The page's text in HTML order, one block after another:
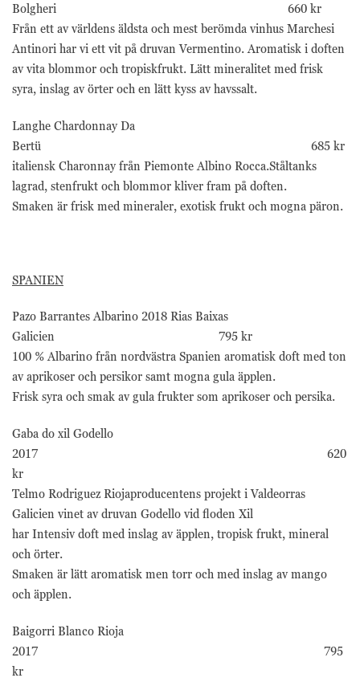
Bolgheri 660 kr
Från ett av världens äldsta och mest berömda vinhus Marchesi
Antinori har vi ett vit på druvan Vermentino. Aromatisk i doften
av vita blommor och tropiskfrukt. Lätt mineralitet med frisk
syra, inslag av örter och en lätt kyss av havssalt.
Langhe Chardonnay Da
Bertü 685 kr
italiensk Charonnay från Piemonte Albino Rocca.Ståltanks
lagrad, stenfrukt och blommor kliver fram på doften.
Smaken är frisk med mineraler, exotisk frukt och mogna päron.
SPANIEN
Pazo Barrantes Albarino 2018 Rias Baixas
Galicien 795 kr
100 % Albarino från nordvästra Spanien aromatisk doft med ton
av aprikoser och persikor samt mogna gula äpplen.
Frisk syra och smak av gula frukter som aprikoser och persika.
Gaba do xil Godello
2017 620
kr
Telmo Rodriguez Riojaproducentens projekt i Valdeorras
Galicien vinet av druvan Godello vid floden Xil
har Intensiv doft med inslag av äpplen, tropisk frukt, mineral
och örter.
Smaken är lätt aromatisk men torr och med inslag av mango
och äpplen.
Baigorri Blanco Rioja
2017 795
kr